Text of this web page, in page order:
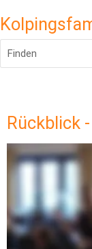
Finden
Rückblick